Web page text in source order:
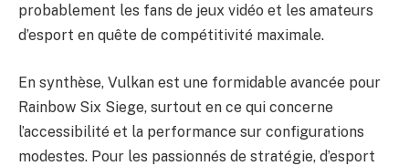
probablement les fans de jeux vidéo et les amateurs
d’esport en quête de compétitivité maximale.
En synthèse, Vulkan est une formidable avancée pour
Rainbow Six Siege, surtout en ce qui concerne
l’accessibilité et la performance sur configurations
modestes. Pour les passionnés de stratégie, d’esport